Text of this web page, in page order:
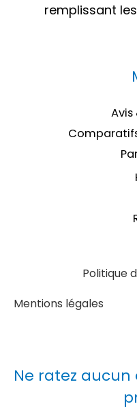
remplissant
Avis
Politique
Mentions légales
Ne ratez aucun